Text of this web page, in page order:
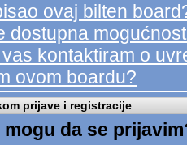
ovaj bilten
dostupna
kontaktiram o
ovom boardu?
prijave i registracije
mogu da se